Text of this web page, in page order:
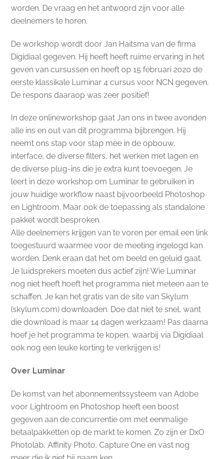
worden. De vraag en het antwoord zijn voor alle
deelnemers te horen.
De workshop wordt door Jan Haitsma van de firma
Digidiaal gegeven. Hij heeft heeft ruime ervaring in het
geven van cursussen en heeft op 15 februari 2020 de
eerste klassikale Luminar 4 cursus voor NCN gegeven.
De respons daaraop was zeer positief!
In deze onlineworkshop gaat Jan ons in twee avonden
alle ins en out van dit programma bijbrengen. Hij
neemt ons stap voor stap mee in de opbouw,
interface, de diverse filters, het werken met lagen en
de diverse plug-ins die je extra kunt toevoegen. Je
leert in deze workshop om Luminar te gebruiken in
jouw huidige workflow naast bijvoorbeeld Photoshop
en Lightroom. Maar ook de toepassing als standalone
pakket wordt besproken.
Alle deelnemers krijgen van te voren per email een link
toegestuurd waarmee voor de meeting ingelogd kan
worden. Denk eraan dat het om beeld en geluid gaat.
Je luidsprekers moeten dus actief zijn! Wie Luminar
nog niet heeft hoeft het programma niet meteen aan te
schaffen. Je kan het gratis van de site van Skylum
(skylum.com) downloaden. Doe dat niet te snel, want
die download is maar 14 dagen werkzaam! Pas daarna
hoef je het programma te kopen, waarbij via Digidiaal
ook nog een leuke korting te verkrijgen is!
Over Luminar
De komst van het abonnementssysteem van Adobe
voor Lightroom en Photoshop heeft een boost
gegeven aan de concurrentie om met eenmalige
betaalpakketten op de markt te komen. Zo zijn er DxO
Photolab, Affinity Photo, Capture One en vast nog